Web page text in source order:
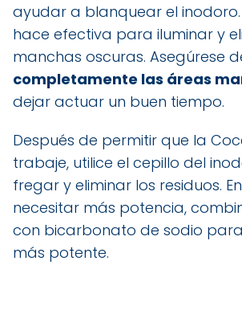
ayudar a blanquear el inodoro.
hace efectiva para iluminar y
manchas oscuras. Asegúrese
completamente las áreas
dejar actuar un buen tiempo.
Después de permitir que la
trabaje, utilice el cepillo del
fregar y eliminar los residuos.
necesitar más potencia,
con bicarbonato de sodio
más potente.